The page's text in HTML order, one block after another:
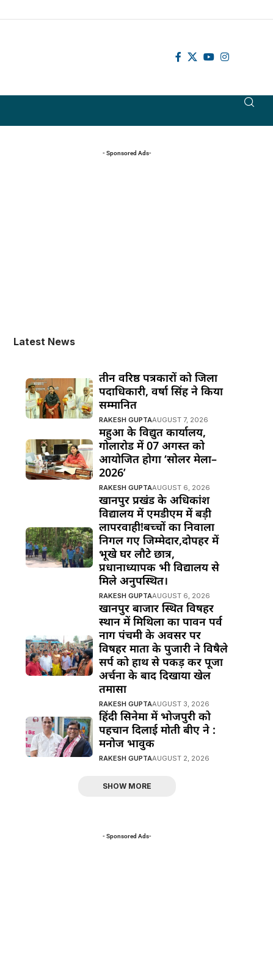
- Sponsored Ads-
Latest News
तीन वरिष्ठ पत्रकारों को जिला
पदाधिकारी, वर्षा सिंह ने किया
सम्मानित
RAKESH GUPTAAUGUST 7, 2026
महुआ के विद्युत कार्यालय,
गोलारोड में 07 अगस्त को
आयोजित होगा ‘सोलर मेला–
2026’
RAKESH GUPTAAUGUST 6, 2026
खानपुर प्रखंड के अधिकांश
विद्यालय में एमडीएम में बड़ी
लापरवाही!बच्चों का निवाला
निगल गए जिम्मेदार,दोपहर में
भूखे घर लौटे छात्र,
प्रधानाध्यापक भी विद्यालय से
मिले अनुपस्थित।
RAKESH GUPTAAUGUST 6, 2026
खानपुर बाजार स्थित विषहर
स्थान में मिथिला का पावन पर्व
नाग पंचमी के अवसर पर
विषहर माता के पुजारी ने विषैले
सर्प को हाथ से पकड़ कर पूजा
अर्चना के बाद दिखाया खेल
तमासा
RAKESH GUPTAAUGUST 3, 2026
हिंदी सिनेमा में भोजपुरी को
पहचान दिलाई मोती बीए ने :
मनोज भावुक
RAKESH GUPTAAUGUST 2, 2026
SHOW MORE
- Sponsored Ads-